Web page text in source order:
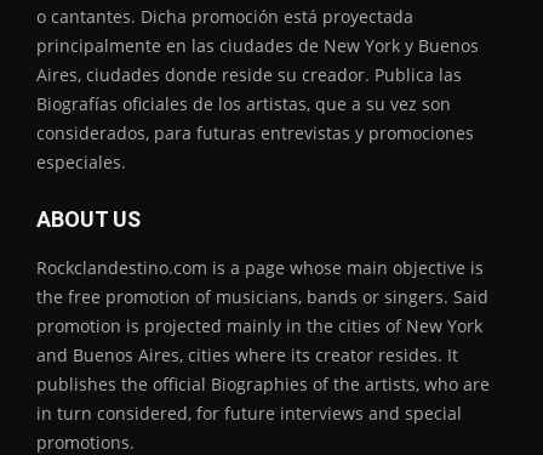
o cantantes. Dicha promoción está proyectada
principalmente en las ciudades de New York y Buenos
Aires, ciudades donde reside su creador. Publica las
Biografías oficiales de los artistas, que a su vez son
considerados, para futuras entrevistas y promociones
especiales.
ABOUT US
Rockclandestino.com is a page whose main objective is
the free promotion of musicians, bands or singers. Said
promotion is projected mainly in the cities of New York
and Buenos Aires, cities where its creator resides. It
publishes the official Biographies of the artists, who are
in turn considered, for future interviews and special
promotions.